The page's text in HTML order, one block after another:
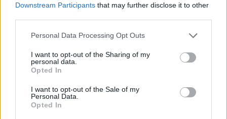
Downstream Participants that may further disclose it to other
Personal Data Processing Opt Outs
I want to opt-out of the Sharing of my
personal data.
Opted In
I want to opt-out of the Sale of my
Personal Data.
Opted In